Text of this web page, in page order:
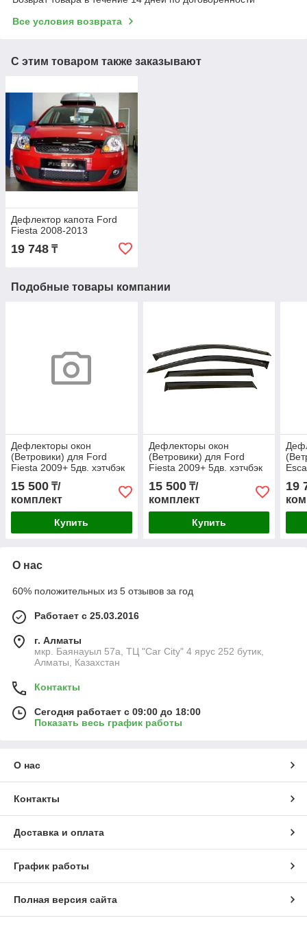
Все условия возврата
С этим товаром также заказывают
Дефлектор капота Ford
Fiesta 2008-2013
19 748 ₸
Подобные товары компании
Дефлекторы окон
(Ветровики) для Ford
Fiesta 2009+ 5дв. хэтчбэк
15 500 ₸/
комплект
Купить
Дефлекторы окон
(Ветровики) для Ford
Fiesta 2009+ 5дв. хэтчбэк
15 500₸/
комплект
Купить
19
О нас
60% положительных из 5 отзывов за год
Работает с 25.03.2016
г. Алматы
мкр. Баянауыл 57а, ТЦ "Car Сity" 4 ярус 252 бутик,
Алматы, Казахстан
Контакты
Сегодня работает с 09:00 до 18:00
Показать весь график работы
О нас
Контакты
Доставка и оплата
График работы
Полная версия сайта